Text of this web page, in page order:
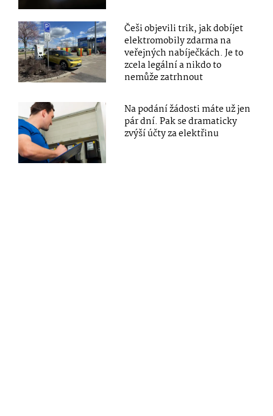
Češi objevili trik, jak dobíjet
elektromobily zdarma na
veřejných nabíječkách. Je to
zcela legální a nikdo to
nemůže zatrhnout
Na podání žádosti máte už jen
pár dní. Pak se dramaticky
zvýší účty za elektřinu